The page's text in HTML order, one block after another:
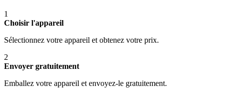
1
Choisir l'appareil
Sélectionnez votre appareil et obtenez votre prix.
2
Envoyer gratuitement
Emballez votre appareil et envoyez-le gratuitement.